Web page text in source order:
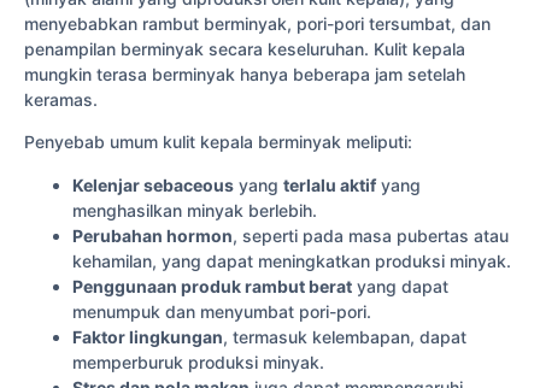
menyebabkan rambut berminyak, pori-pori tersumbat, dan
penampilan berminyak secara keseluruhan. Kulit kepala
mungkin terasa berminyak hanya beberapa jam setelah
keramas.
Penyebab umum kulit kepala berminyak meliputi:
Kelenjar sebaceous yang terlalu aktif yang
menghasilkan minyak berlebih.
Perubahan hormon, seperti pada masa pubertas atau
kehamilan, yang dapat meningkatkan produksi minyak.
Penggunaan produk rambut berat yang dapat
menumpuk dan menyumbat pori-pori.
Faktor lingkungan, termasuk kelembapan, dapat
memperburuk produksi minyak.